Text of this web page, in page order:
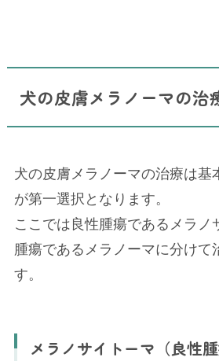
犬の皮膚メラノーマの治
犬の皮膚メラノーマの治療は基
が第一選択となります。
ここでは良性腫瘍であるメラノ
腫瘍であるメラノーマに分けて
す。
メラノサイトーマ（良性腫